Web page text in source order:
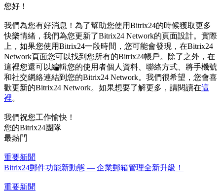
您好！
我們為您有好消息！為了幫助您使用Bitrix24的時候獲取更多
快樂情緒，我們為您更新了Bitrix24 Network的頁面設計。實際
上，如果您使用Bitrix24一段時間，您可能會發現，在Bitrix24
Network頁面您可以找到您所有的Bitrix24帳戶。除了之外，在
這裡您還可以編輯您的使用者個人資料、聯絡方式、將手機號
和社交網絡連結到您的Bitrix24 Network。我們很希望，您會喜
歡更新的Bitrix24 Network。如果想要了解更多，請閱讀在這
裡。
我們祝您工作愉快！
您的Bitrix24團隊
最熱門
重要新聞
Bitrix24郵件功能新動態 — 企業郵箱管理全新升級！
重要新聞